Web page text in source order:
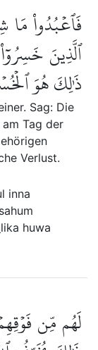
فَٱعۡبُدُواْ
ٱلَّذِينَ
ذَٰلِكَ هُوَ
Sag: Die
Tag der
Verlust.
inna
lika huwa
لَهُم مِّن